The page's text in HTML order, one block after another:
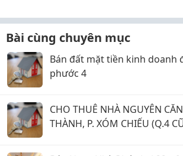
Bài cùng chuyên mục
Bán đất mặt tiền kinh doanh
phước 4
CHO THUÊ NHÀ NGUYÊN
THÀNH, P. XÓM CHIẾU (Q.4